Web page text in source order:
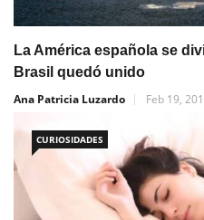
La América española se
Brasil quedó unido
Ana Patricia Luzardo
Feb 19,
CURIOSIDADES